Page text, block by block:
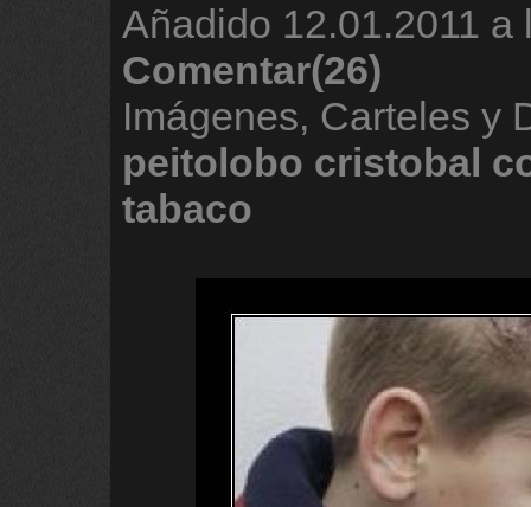
Añadido 12.01.2011 a
Comentar(26)
Imágenes, Carteles y
peitolobo cristobal
tabaco